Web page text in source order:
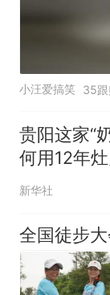
小汪爱搞笑 35
贵阳这家“
何用12年
新华社
全国徒步